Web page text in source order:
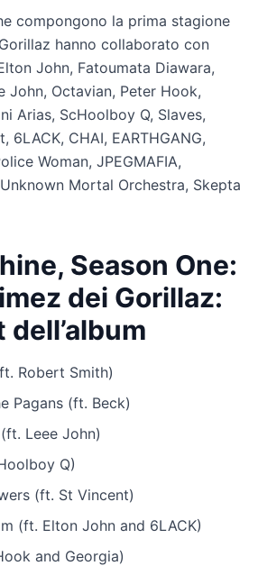
compongono la prima stagione
hanno collaborato con
John, Fatoumata Diawara,
John, Octavian, Peter Hook,
Arias, ScHoolboy Q, Slaves,
6LACK, CHAI, EARTHGANG,
Woman, JPEGMAFIA,
Mortal Orchestra, Skepta
Season One:
dei Gorillaz:
Robert Smith)
Pagans (ft. Beck)
Leee John)
Q)
(ft. St Vincent)
(ft. Elton John and 6LACK)
and Georgia)